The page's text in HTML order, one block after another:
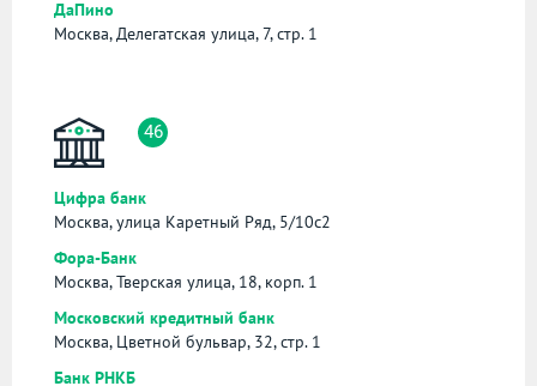
ДаПино
Москва, Делегатская улица, 7, стр. 1
46
Цифра банк
Москва, улица Каретный Ряд, 5/10с2
Фора-Банк
Москва, Тверская улица, 18, корп. 1
Московский кредитный банк
Москва, Цветной бульвар, 32, стр. 1
Банк РНКБ